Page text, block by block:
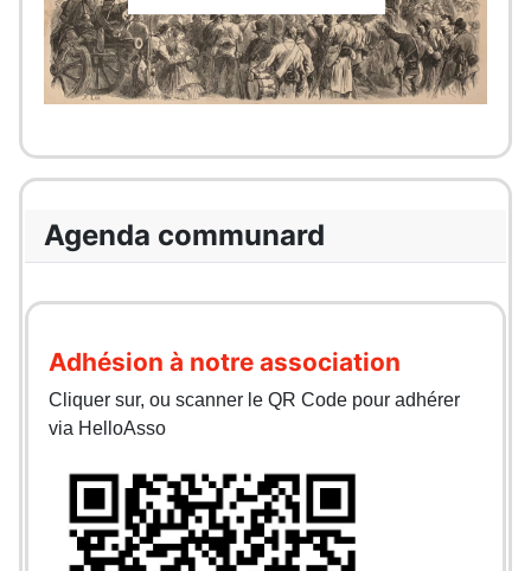
Agenda communard
Adhésion à notre association
Cliquer sur, ou scanner le QR Code pour adhérer
via HelloAsso